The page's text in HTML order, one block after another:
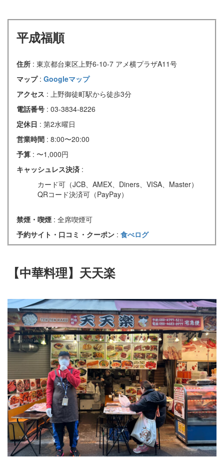
平成福順
住所 : 東京都台東区上野6-10-7 アメ横プラザA11号
マップ : Googleマップ
アクセス : 上野御徒町駅から徒歩3分
電話番号 : 03-3834-8226
定休日 : 第2水曜日
営業時間 : 8:00〜20:00
予算 : 〜1,000円
キャッシュレス決済 :
カード可（JCB、AMEX、Diners、VISA、Master）
QRコード決済可（PayPay）
禁煙・喫煙 : 全席喫煙可
予約サイト・口コミ・クーポン : 食べログ
【中華料理】天天楽